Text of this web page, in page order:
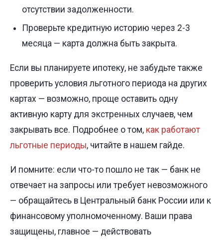
отсутствии задолженности.
Проверьте кредитную историю через 2-3
месяца — карта должна быть закрыта.
Если вы планируете ипотеку, не забудьте также
проверить условия льготного периода на других
картах — возможно, проще оставить одну
активную карту для экстренных случаев, чем
закрывать все. Подробнее о том, как работают
льготные периоды, читайте в нашем гайде.
И помните: если что-то пошло не так — банк не
отвечает на запросы или требует невозможного
— обращайтесь в Центральный банк России или к
финансовому уполномоченному. Ваши права
защищены, главное — действовать